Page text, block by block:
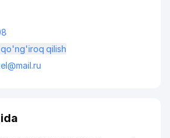
66 qo'ng'iroq qilish